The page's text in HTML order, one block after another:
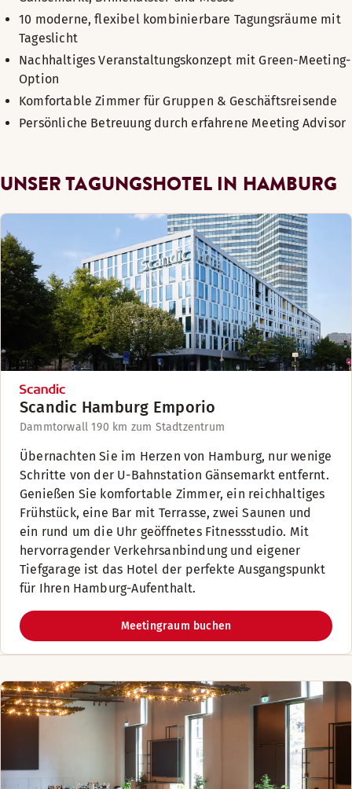
10 moderne, flexibel kombinierbare Tagungsräume mit
Tageslicht
Nachhaltiges Veranstaltungskonzept mit Green-Meeting-
Option
Komfortable Zimmer für Gruppen & Geschäftsreisende
Persönliche Betreuung durch erfahrene Meeting Advisor
UNSER TAGUNGSHOTEL IN HAMBURG
Scandic Hamburg Emporio
Dammtorwall 190 km zum Stadtzentrum
Übernachten Sie im Herzen von Hamburg, nur wenige
Schritte von der U-Bahnstation Gänsemarkt entfernt.
Genießen Sie komfortable Zimmer, ein reichhaltiges
Frühstück, eine Bar mit Terrasse, zwei Saunen und
ein rund um die Uhr geöffnetes Fitnessstudio. Mit
hervorragender Verkehrsanbindung und eigener
Tiefgarage ist das Hotel der perfekte Ausgangspunkt
für Ihren Hamburg-Aufenthalt.
Meetingraum buchen